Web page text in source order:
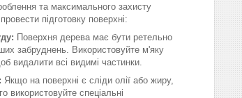
та максимального захисту
підготовку поверхні:
Поверхня дерева має бути ретельно
забруднень. Використовуйте м'яку
видалити всі видимі частинки.
Якщо на поверхні є сліди олії або жиру,
використовуйте спеціальні